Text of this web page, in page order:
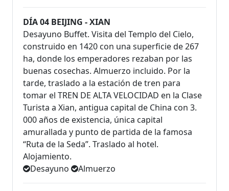
DÍA 04 BEIJING - XIAN
Desayuno Buffet. Visita del Templo del Cielo,
construido en 1420 con una superficie de 267
ha, donde los emperadores rezaban por las
buenas cosechas. Almuerzo incluido. Por la
tarde, traslado a la estación de tren para
tomar el TREN DE ALTA VELOCIDAD en la Clase
Turista a Xian, antigua capital de China con 3.
000 años de existencia, única capital
amurallada y punto de partida de la famosa
“Ruta de la Seda”. Traslado al hotel.
Alojamiento.
Desayuno
Almuerzo